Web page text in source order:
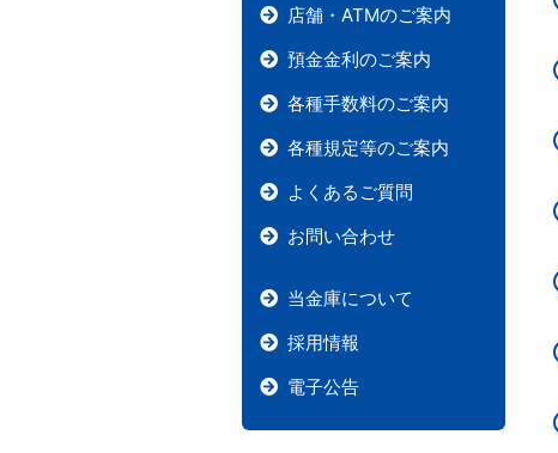
店舗・ATMのご案内
預金金利のご案内
各種手数料のご案内
各種規定等のご案内
よくあるご質問
お問い合わせ
当金庫について
採用情報
電子公告